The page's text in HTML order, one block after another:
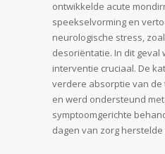
ontwikkelde acute
speekselvorming en
neurologische stress,
desoriëntatie. In dit geval
interventie cruciaal. De
verdere absorptie van
en werd ondersteund
symptoomgerichte
dagen van zorg